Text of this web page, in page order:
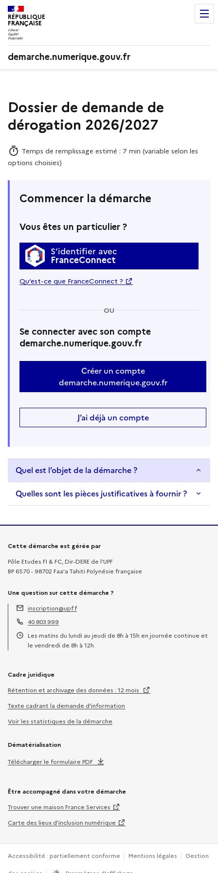
RÉPUBLIQUE
FRANÇAISE
demarche.numerique.gouv.fr
Dossier de demande de
dérogation 2026/2027
Temps de remplissage estimé : 7 min (variable selon les
options choisies)
Commencer la démarche
Vous êtes un particulier ?
S’identifier avec
FranceConnect
Qu’est-ce que FranceConnect ?
OU
Se connecter avec son compte
demarche.numerique.gouv.fr
Créer un compte
demarche.numerique.gouv.fr
J’ai déjà un compte
Quel est l’objet de la démarche ?
Quelles sont les pièces justificatives à fournir ?
Informations sur la démarche
Cette démarche est gérée par
Pôle Etudes FI & FC, Dir-DERE de l'UPF
BP 6570 - 98702 Faa'a Tahiti Polynésie française
Une question sur cette démarche ?
Adresse électronique :
inscription@upf.f
Téléphone :
40.803.999
Horaires :
Les matins du lundi au jeudi de 8h à 15h en journée continue et
le vendredi de 8h à 12h.
Cadre juridique
Rétention et archivage des données : 12 mois
Texte cadrant la demande d’information
Voir les statistiques de la démarche
Dématérialisation
Télécharger le formulaire PDF
Être accompagné dans votre démarche
Trouver une maison France Services
Carte des lieux d’inclusion numérique
Accessibilité : partiellement conforme Mentions légales Gestion